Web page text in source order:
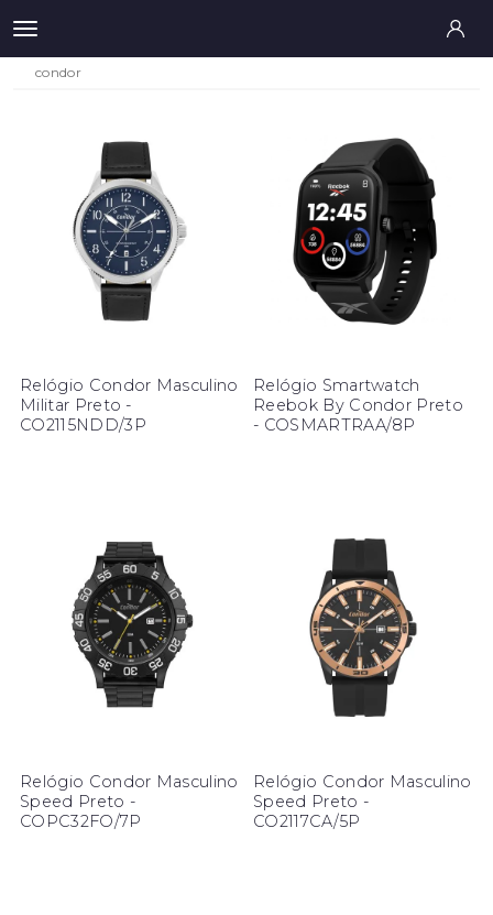
condor
Relógio Condor Masculino
Militar Preto -
CO2115NDD/3P
Relógio Smartwatch
Reebok By Condor Preto
- COSMARTRAA/8P
Relógio Condor Masculino
Speed Preto -
COPC32FO/7P
Relógio Condor Masculino
Speed Preto -
CO2117CA/5P